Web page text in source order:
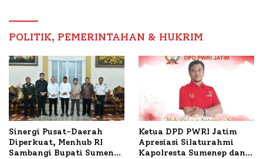
POLITIK, PEMERINTAHAN & HUKRIM
Sinergi Pusat-Daerah
Diperkuat, Menhub RI
Sambangi Bupati Sumenep
Ketua DPD PWRI Jatim
Apresiasi Silaturahmi
Kapolresta Sumenep dan